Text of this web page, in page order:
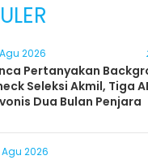
2026
Pertanyakan
Seleksi Akmil, Tiga
Dua Bulan Penjara
2026